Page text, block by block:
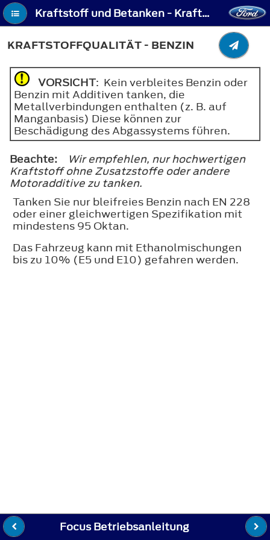
Kraftstoff und Betanken - Kraftstoffqualität - Benzin
KRAFTSTOFFQUALITÄT - BENZIN
VORSICHT: Kein verbleites Benzin oder
Benzin mit Additiven tanken, die
Metallverbindungen enthalten (z. B. auf
Manganbasis) Diese können zur
Beschädigung des Abgassystems führen.
Beachte:
Wir empfehlen, nur hochwertigen
Kraftstoff ohne Zusatzstoffe oder andere
Motoradditive zu tanken.
Tanken Sie nur bleifreies Benzin nach EN 228
oder einer gleichwertigen Spezifikation mit
mindestens 95 Oktan.
Das Fahrzeug kann mit Ethanolmischungen
bis zu 10% (E5 und E10) gefahren werden.
Focus Betriebsanleitung